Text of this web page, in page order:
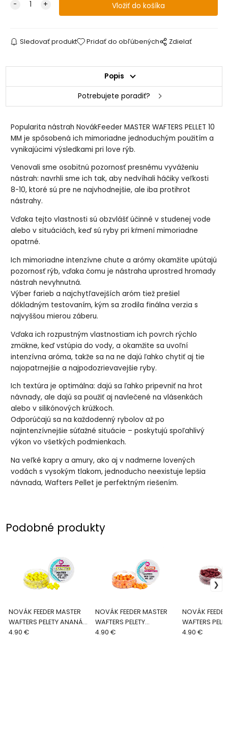
Sledovať produkt Pridať do obľúbených Zdielať
Popis
Potrebujete poradiť?
Popularita nástrah NovákFeeder MASTER WAFTERS PELLET 10
MM je spôsobená ich mimoriadne jednoduchým použitím a
vynikajúcimi výsledkami pri love rýb.
Venovali sme osobitnú pozornosť presnému vyváženiu
nástrah: navrhli sme ich tak, aby nedvíhali háčiky veľkosti
8-10, ktoré sú pre ne najvhodnejšie, ale iba protihrot
nástrahy.
Vďaka tejto vlastnosti sú obzvlášť účinné v studenej vode
alebo v situáciách, keď sú ryby pri kŕmení mimoriadne
opatrné.
Ich mimoriadne intenzívne chute a arómy okamžite upútajú
pozornosť rýb, vďaka čomu je nástraha uprostred hromady
nástrah nevyhnutná.
Výber farieb a najchytľavejších aróm tiež prešiel
dôkladným testovaním, kým sa zrodila finálna verzia s
najvyššou mierou záberu.
Vďaka ich rozpustným vlastnostiam ich povrch rýchlo
zmäkne, keď vstúpia do vody, a okamžite sa uvoľní
intenzívna aróma, takže sa na ne dajú ľahko chytiť aj tie
najopatrnejšie a najpodozrievavejšie ryby.
Ich textúra je optimálna: dajú sa ľahko pripevniť na hrot
návnady, ale dajú sa použiť aj navlečené na vlásenkách
alebo v silikónových krúžkoch.
Odporúčajú sa na každodenný rybolov až po
najintenzívnejšie súťažné situácie – poskytujú spoľahlivý
výkon vo všetkých podmienkach.
Na veľké kapry a amury, ako aj v nadmerne lovených
vodách s vysokým tlakom, jednoducho neexistuje lepšia
návnada, Wafters Pellet je perfektným riešením.
Podobné produkty
NOVÁK FEEDER MASTER
WAFTERS PELETY ANANÁS
10MM 25G
4.90 €
NOVÁK FEEDER MASTER
WAFTERS PELETY
PARMEZÁN 10MM 25G
4.90 €
NOVÁK
WAFTERS
KORENIE
4.90 €